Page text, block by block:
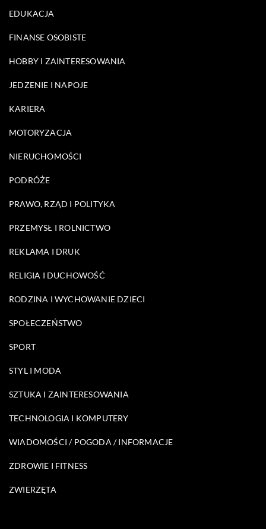
EDUKACJA
FINANSE OSOBISTE
HOBBY I ZAINTERESOWANIA
JEDZENIE I NAPOJE
KARIERA
MOTORYZACJA
NIERUCHOMOŚCI
PODRÓŻE
PRAWO, RZĄD I POLITYKA
PRZEMYSŁ I ROLNICTWO
REKLAMA I DRUK
RELIGIA I DUCHOWOŚĆ
RODZINA I WYCHOWANIE DZIECI
SPOŁECZEŃSTWO
SPORT
STYL I MODA
SZTUKA I ZAINTERESOWANIA
TECHNOLOGIA I KOMPUTERY
WIADOMOŚCI / POGODA / INFORMACJE
ZDROWIE I FITNESS
ZWIERZĘTA